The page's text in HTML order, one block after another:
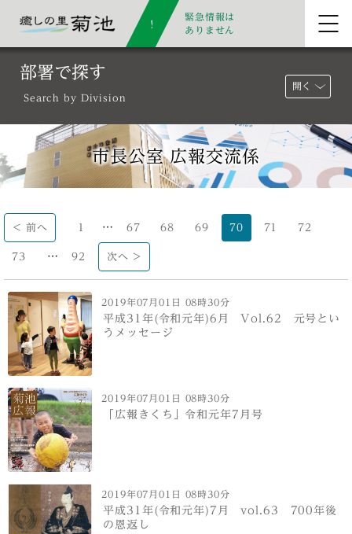
緊急情報は
ありません
部署で探す
Search by Division
開く
市長公室 広報交流係
< 前へ 1 … 67 68 69 70 71 72
73 … 92 次へ >
2019年07月01日 08時30分
平成31年(令和元年)6月 Vol.62 元号とい
うメッセージ
2019年07月01日 08時30分
「広報きくち」令和元年7月号
2019年07月01日 08時30分
平成31年(令和元年)7月 vol.63 700年後
の恩返し